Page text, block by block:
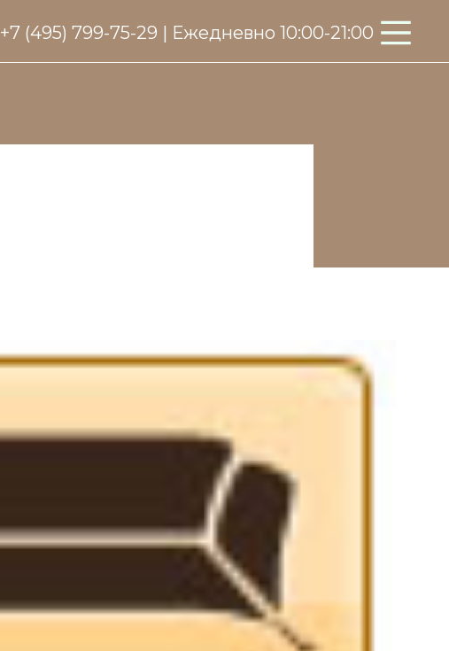
+7 (495) 799-75-29 | Ежедневно 10:00-21:00